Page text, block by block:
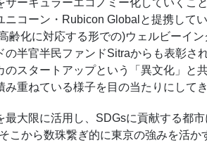
ニコーン・ Rubicon Global と提携して
齢化に対応する形での)ウェルビーイ
の半官半民ファンドSitraからも表彰さ
のスタートアップという「異文化」と
重ねている様子を目の当たりにしてき
大限に活用し、 SDGsに貢献する都
こから数珠繋ぎ的に東京の強みを活